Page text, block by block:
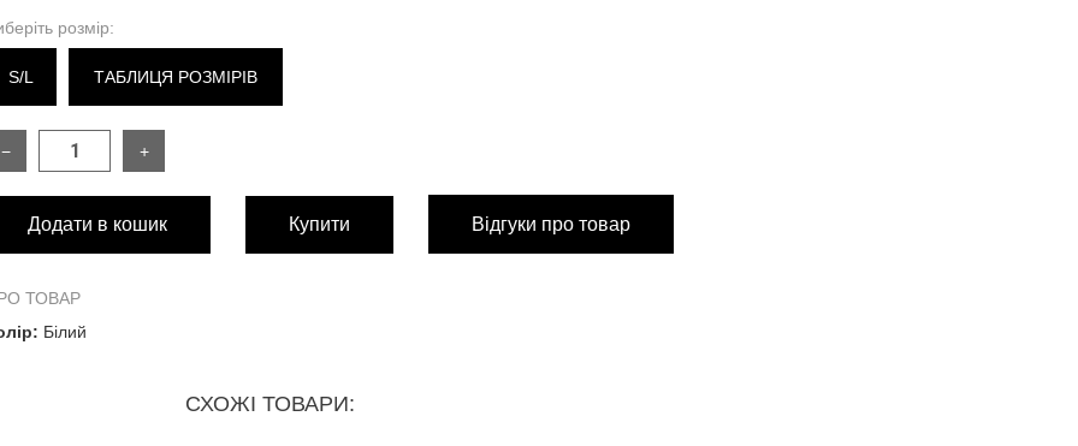
розмір:
S/L ТАБЛИЦЯ РОЗМІРІВ
РОЗМІР
Напівобхват 50 см
На об'єми:
− +
Додати в кошик Купити Відгуки про товар
ТОВАР
Білий
СХОЖІ ТОВАРИ: